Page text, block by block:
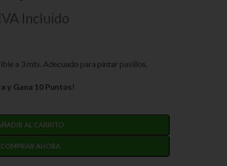
Incluido
a 3 mts. Adecuado para pintar pasillos.
y Gana 10 Puntos!
AL CARRITO
COMPRAR AHORA